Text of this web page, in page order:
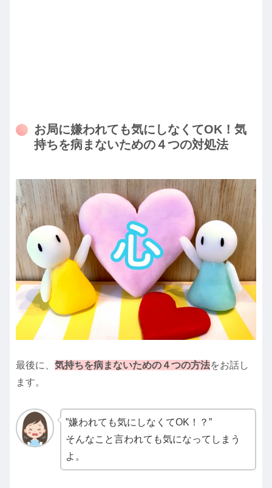
お局に嫌われても気にしなくてOK！気
持ちを病まないための４つの対処法
最後に、 気持ちを病まないための４つの方法をお話し
ます。
”嫌われても気にしなくてOK！？”
そんなこと言われても気になってしまう
よ。